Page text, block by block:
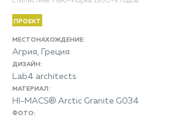
ПРОЕКТ
МЕСТОНАХОЖДЕНИЕ:
Агрия, Греция
ДИЗАЙН:
Lab4 architects
МАТЕРИАЛ:
HI-MACS® Arctic Granite G034
ФОТО: